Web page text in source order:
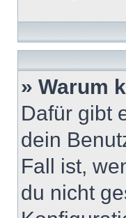
» Warum
Dafür gibt
dein
Fall ist,
du nicht